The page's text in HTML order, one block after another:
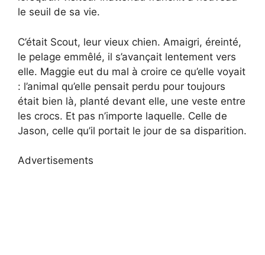
le seuil de sa vie.
C’était Scout, leur vieux chien. Amaigri, éreinté,
le pelage emmêlé, il s’avançait lentement vers
elle. Maggie eut du mal à croire ce qu’elle voyait
: l’animal qu’elle pensait perdu pour toujours
était bien là, planté devant elle, une veste entre
les crocs. Et pas n’importe laquelle. Celle de
Jason, celle qu’il portait le jour de sa disparition.
Advertisements